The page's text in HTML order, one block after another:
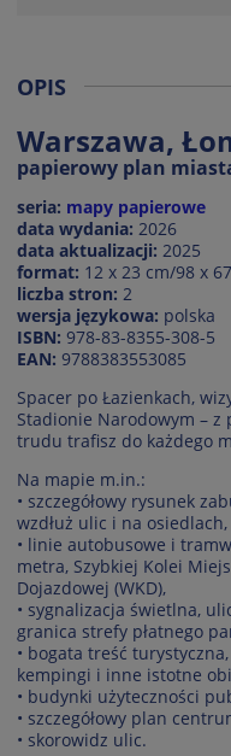
OPIS
Warszawa,
papierowy plan
seria: mapy papierowe
data wydania: 2026
data aktualizacji: 2025
format: 12 x 23 cm/98 x
liczba stron: 2
wersja językowa: polska
ISBN: 978-83-8355-308-5
EAN: 9788383553085
Spacer po Łazienkach,
Stadionie Narodowym –
trudu trafisz do każdego
Na mapie m.in.:
• szczegółowy rysunek
wzdłuż ulic i na osiedlach,
• linie autobusowe i
metra, Szybkiej Kolei
Dojazdowej (WKD),
• sygnalizacja świetlna,
granica strefy płatnego
• bogata treść
kempingi i inne istotne
• budynki użyteczności
• szczegółowy plan
• skorowidz ulic.